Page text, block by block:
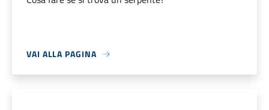
VAI ALLA PAGINA